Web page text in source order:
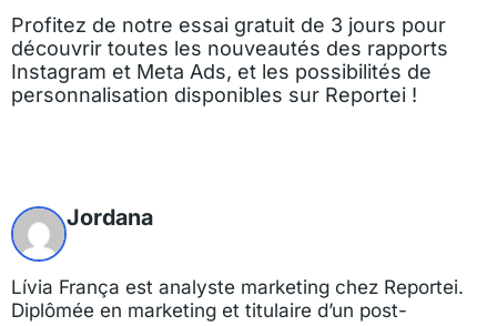
Profitez de notre essai gratuit de 3 jours pour
découvrir toutes les nouveautés des rapports
Instagram et Meta Ads, et les possibilités de
personnalisation disponibles sur Reportei !
Jordana
Lívia França est analyste marketing chez Reportei.
Diplômée en marketing et titulaire d’un post-